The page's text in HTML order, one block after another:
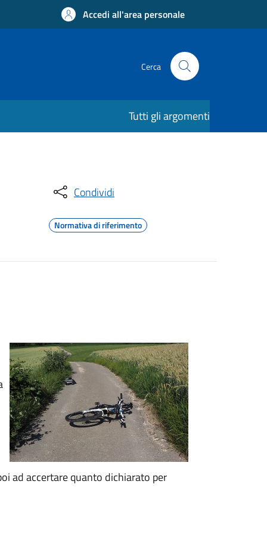
Accedi all'area personale
Cerca
Tutti gli argomenti
Condividi
Normativa di riferimento
ad accertare quanto dichiarato per